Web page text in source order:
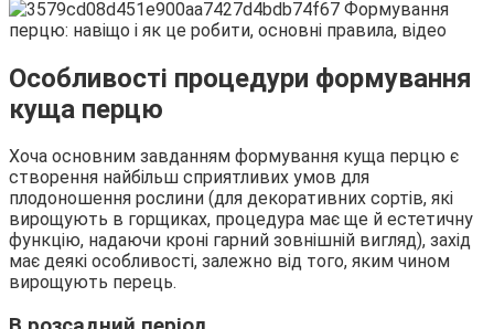
Особливості процедури формування
куща перцю
Хоча основним завданням формування куща перцю є
створення найбільш сприятливих умов для
плодоношення рослини (для декоративних сортів, які
вирощують в горщиках, процедура має ще й естетичну
функцію, надаючи кроні гарний зовнішній вигляд), захід
має деякі особливості, залежно від того, яким чином
вирощують перець.